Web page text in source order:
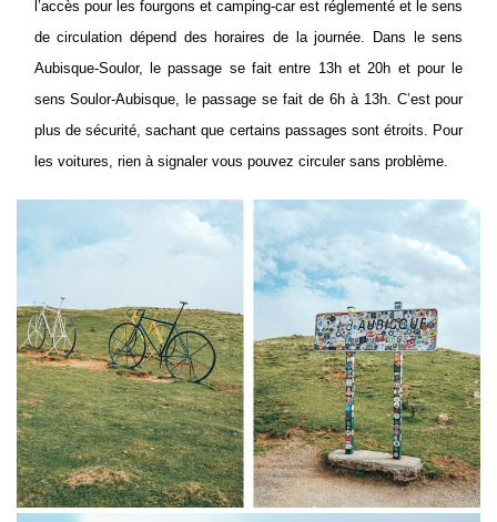
l’accès pour les fourgons et camping-car est réglementé et le sens
de circulation dépend des horaires de la journée. Dans le sens
Aubisque-Soulor, le passage se fait entre 13h et 20h et pour le
sens Soulor-Aubisque, le passage se fait de 6h à 13h. C’est pour
plus de sécurité, sachant que certains passages sont étroits. Pour
les voitures, rien à signaler vous pouvez circuler sans problème.